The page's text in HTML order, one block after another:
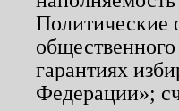
Политические
гарантиях
Федерации»;